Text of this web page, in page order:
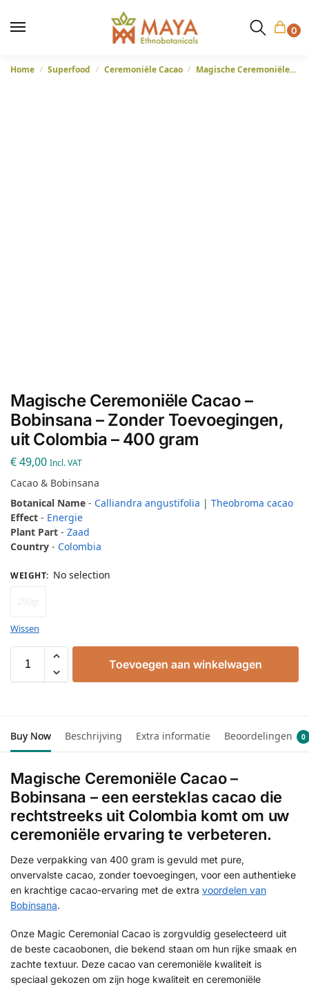
0
Home / Superfood / Ceremoniële Cacao / Magische Ceremoniële Cacao – Bobinsana – Zonder Toevoegingen, uit Colombia – 400 gram
Magische Ceremoniële Cacao –
Bobinsana – Zonder Toevoegingen,
uit Colombia – 400 gram
€49,00 Incl. VAT
Cacao & Bobinsana
Botanical Name - Calliandra angustifolia | Theobroma cacao
Effect - Energie
Plant Part - Zaad
Country - Colombia
WEIGHT: No selection
Wissen
Toevoegen aan winkelwagen
Buy Now Beschrijving Extra informatie Beoordelingen 0
Magische Ceremoniële Cacao –
Bobinsana – een eersteklas cacao die
rechtstreeks uit Colombia komt om uw
ceremoniële ervaring te verbeteren.
Deze verpakking van 400 gram is gevuld met pure,
onvervalste cacao, zonder toevoegingen, voor een authentieke
en krachtige cacao-ervaring met de extra voordelen van
Bobinsana.
Onze Magic Ceremonial Cacao is zorgvuldig geselecteerd uit
de beste cacaobonen, die bekend staan om hun rijke smaak en
zachte textuur. Deze cacao van ceremoniële kwaliteit is
speciaal gekozen om zijn hoge kwaliteit en ceremoniële